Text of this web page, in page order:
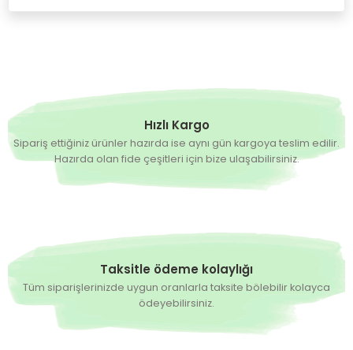
Hızlı Kargo
Sipariş ettiğiniz ürünler hazırda ise aynı gün kargoya teslim edilir.
Hazırda olan fide çeşitleri için bize ulaşabilirsiniz.
Taksitle ödeme kolaylığı
Tüm siparişlerinizde uygun oranlarla taksite bölebilir kolayca
ödeyebilirsiniz.